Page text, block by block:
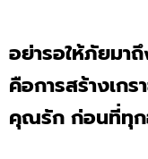
อย่ารอให้ภัยมา
คือการสร้างเก
คุณรัก ก่อนที่ทุก